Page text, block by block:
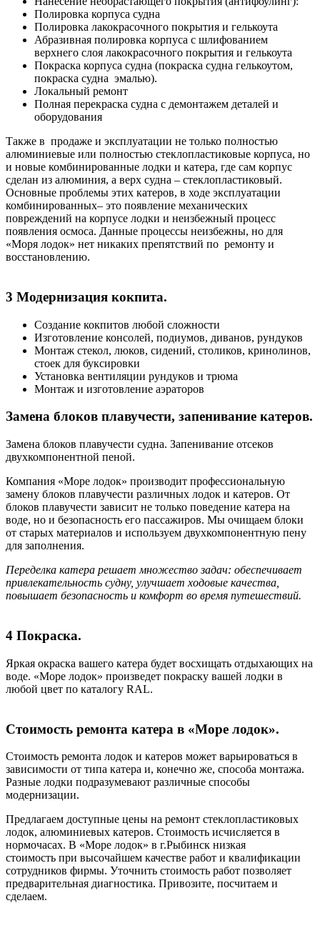
Полировка корпуса судна
Полировка лакокрасочного покрытия и гелькоута
Абразивная полировка корпуса с шлифованием
верхнего слоя лакокрасочного покрытия и гелькоута
Покраска корпуса судна (покраска судна гелькоутом,
покраска судна эмалью).
Локальный ремонт
Полная перекраска судна с демонтажем деталей и
оборудования
Также в продаже и эксплуатации не только полностью
алюминиевые или полностью стеклопластиковые корпуса, но
и новые комбинированные лодки и катера, где сам корпус
сделан из алюминия, а верх судна – стеклопластиковый.
Основные проблемы этих катеров, в ходе эксплуатации
комбинированных– это появление механических
повреждений на корпусе лодки и неизбежный процесс
появления осмоса. Данные процессы неизбежны, но для
«Моря лодок» нет никаких препятствий по ремонту и
восстановлению.
3 Модернизация кокпита.
Создание кокпитов любой сложности
Изготовление консолей, подиумов, диванов, рундуков
Монтаж стекол, люков, сидений, столиков, кринолинов,
стоек для буксировки
Установка вентиляции рундуков и трюма
Монтаж и изготовление аэраторов
Замена блоков плавучести, запенивание катеров.
Замена блоков плавучести судна. Запенивание отсеков
двухкомпонентной пеной.
Компания «Море лодок» производит профессиональную
замену блоков плавучести различных лодок и катеров. От
блоков плавучести зависит не только поведение катера на
воде, но и безопасность его пассажиров. Мы очищаем блоки
от старых материалов и используем двухкомпонентную пену
для заполнения.
Переделка катера решает множество задач: обеспечивает
привлекательность судну, улучшает ходовые качества,
повышает безопасность и комфорт во время путешествий.
4 Покраска.
Яркая окраска вашего катера будет восхищать отдыхающих на
воде. «Море лодок» произведет покраску вашей лодки в
любой цвет по каталогу RAL.
Стоимость ремонта катера в «Море лодок».
Стоимость ремонта лодок и катеров может варьироваться в
зависимости от типа катера и, конечно же, способа монтажа.
Разные лодки подразумевают различные способы
модернизации.
Предлагаем доступные цены на ремонт стеклопластиковых
лодок, алюминиевых катеров. Стоимость исчисляется в
нормочасах. В «Море лодок» в г.Рыбинск низкая
стоимость при высочайшем качестве работ и квалификации
сотрудников фирмы. Уточнить стоимость работ позволяет
предварительная диагностика. Привозите, посчитаем и
сделаем.